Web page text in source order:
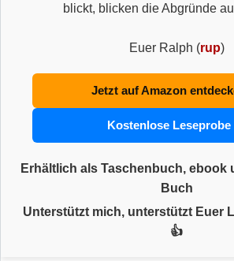
blickt, blicken die Abgründe
Euer Ralph (rup)
Jetzt auf Amazon
Kostenlose
Erhältlich als Taschenbuch, ebook
Buch
Unterstützt mich, unterstützt Euer
👍